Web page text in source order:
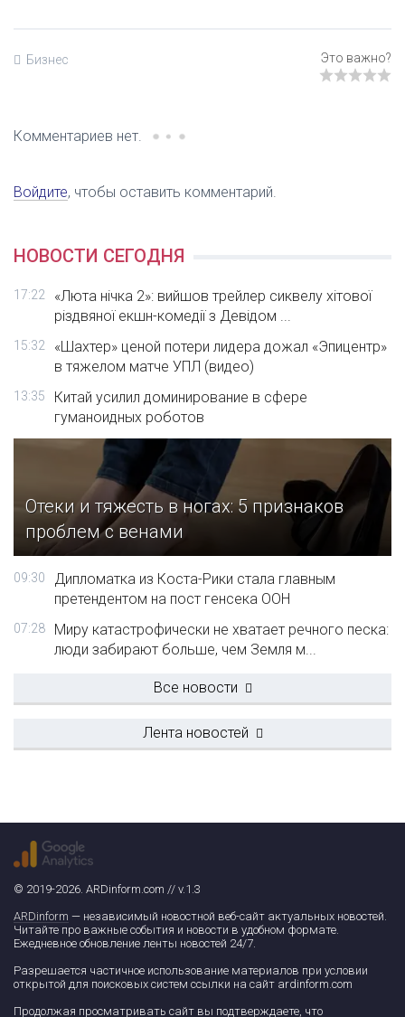
Бизнес
Комментариев нет.
Войдите, чтобы оставить комментарий.
НОВОСТИ СЕГОДНЯ
17:22
«Люта нічка 2»: вийшов трейлер сиквелу хітової
різдвяної екшн-комедії з Девідом ...
15:32
«Шахтер» ценой потери лидера дожал «Эпицентр»
в тяжелом матче УПЛ (видео)
13:35
Китай усилил доминирование в сфере
гуманоидных роботов
Отеки и тяжесть в ногах: 5 признаков
проблем с венами
09:30
Дипломатка из Коста-Рики стала главным
претендентом на пост генсека ООН
07:28
Миру катастрофически не хватает речного песка:
люди забирают больше, чем Земля м...
Все новости
Лента новостей
© 2019-2026. ARDinform.com // v.1.3
ARDinform — независимый новостной веб-сайт актуальных новостей.
Читайте про важные события и новости в удобном формате.
Ежедневное обновление ленты новостей 24/7.
Разрешается частичное использование материалов при условии
открытой для поисковых систем ссылки на сайт ardinform.com
Продолжая просматривать сайт вы подтверждаете, что